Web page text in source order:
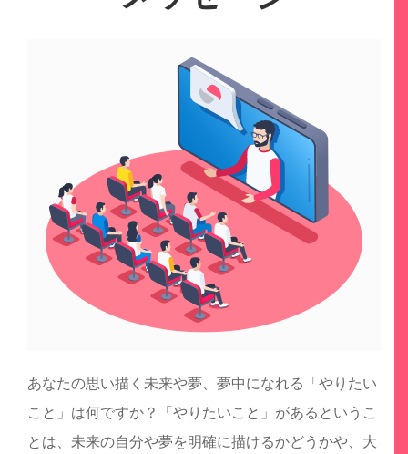
あなたの思い描く未来や夢、夢中になれる「やりたい
こと」は何ですか？「やりたいこと」があるというこ
とは、未来の自分や夢を明確に描けるかどうかや、大